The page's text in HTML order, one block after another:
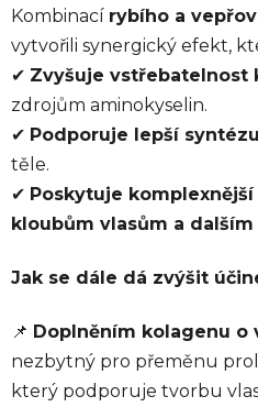
Kombinací rybího a
vytvořili synergický efekt,
✔ Zvyšuje vstřebatelnost
zdrojům aminokyselin.
✔ Podporuje lepší
těle.
✔ Poskytuje
kloubům vlasům a
Jak se dále dá zvýšit
📌 Doplněním kolagenu o
nezbytný pro přeměnu
který podporuje tvorbu